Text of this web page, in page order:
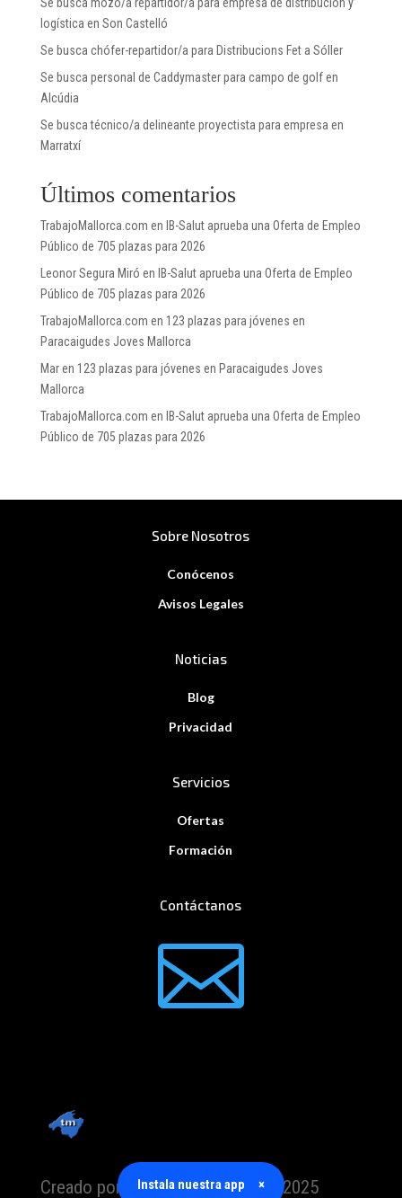
Se busca mozo/a repartidor/a para empresa de distribución y
logística en Son Castelló
Se busca chófer-repartidor/a para Distribucions Fet a Sóller
Se busca personal de Caddymaster para campo de golf en
Alcúdia
Se busca técnico/a delineante proyectista para empresa en
Marratxí
Últimos comentarios
TrabajoMallorca.com en IB-Salut aprueba una Oferta de Empleo
Público de 705 plazas para 2026
Leonor Segura Miró en IB-Salut aprueba una Oferta de Empleo
Público de 705 plazas para 2026
TrabajoMallorca.com en 123 plazas para jóvenes en
Paracaigudes Joves Mallorca
Maren 123 plazas para jóvenes en Paracaigudes Joves
Mallorca
TrabajoMallorca.com en IB-Salut aprueba una Oferta de Empleo
Público de 705 plazas para 2026
Sobre Nosotros
Conócenos
Avisos Legales
Noticias
Blog
Privacidad
Servicios
Ofertas
Formación
Contáctanos

Creado por TrabajoMallorca.com 2025
Instala nuestra app ×